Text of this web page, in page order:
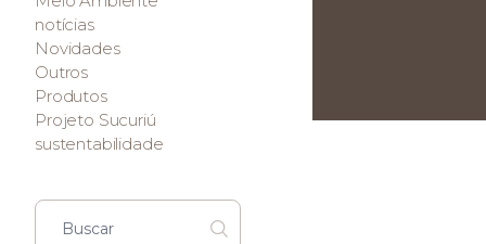
notícias
Novidades
Outros
Produtos
Projeto Sucuriú
sustentabilidade